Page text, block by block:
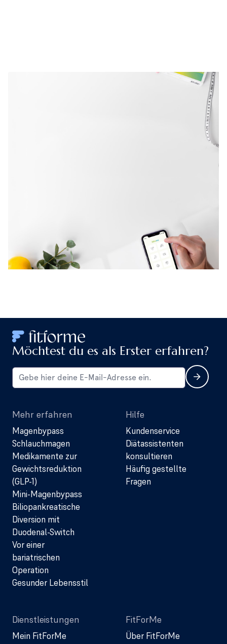
Haben Sie noch weitere Fragen?
Möchtest du es als Erster erfahren?
Mehr erfahren
Magenbypass
Schlauchmagen
Medikamente zur
Gewichtsreduktion
(GLP-1)
Mini-Magenbypass
Biliopankreatische
Diversion mit
Duodenal-Switch
Vor einer
bariatrischen
Operation
Gesunder Lebensstil
Hilfe
Kundenservice
Diätassistenten
konsultieren
Häufig gestellte
Fragen
Dienstleistungen
Mein FitForMe
FitForMe
Über FitForMe